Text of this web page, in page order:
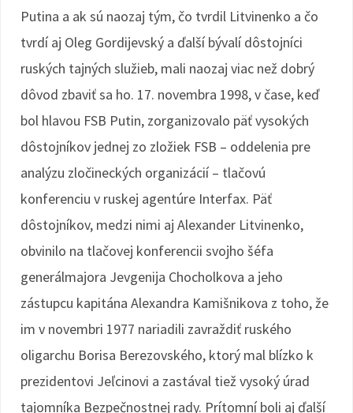
Putina a ak sú naozaj tým, čo tvrdil Litvinenko a čo
tvrdí aj Oleg Gordijevský a ďalší bývalí dôstojníci
ruských tajných služieb, mali naozaj viac než dobrý
dôvod zbaviť sa ho. 17. novembra 1998, v čase, keď
bol hlavou FSB Putin, zorganizovalo päť vysokých
dôstojníkov jednej zo zložiek FSB – oddelenia pre
analýzu zločineckých organizácií – tlačovú
konferenciu v ruskej agentúre Interfax. Päť
dôstojníkov, medzi nimi aj Alexander Litvinenko,
obvinilo na tlačovej konferencii svojho šéfa
generálmajora Jevgenija Chocholkova a jeho
zástupcu kapitána Alexandra Kamišnikova z toho, že
im v novembri 1977 nariadili zavraždiť ruského
oligarchu Borisa Berezovského, ktorý mal blízko k
prezidentovi Jeľcinovi a zastával tiež vysoký úrad
tajomníka Bezpečnostnej rady. Prítomní boli aj ďalší